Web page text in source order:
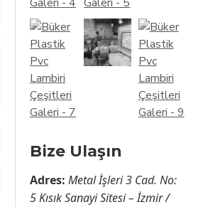
Bize Ulaşın
Adres: Metal İşleri 3 Cad. No:
5 Kısık Sanayi Sitesi – İzmir /